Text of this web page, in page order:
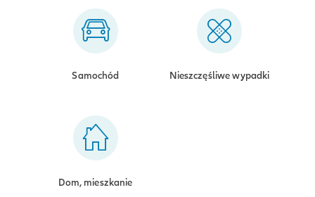
Samochód Nieszczęśliwe wypadki
Dom, mieszkanie